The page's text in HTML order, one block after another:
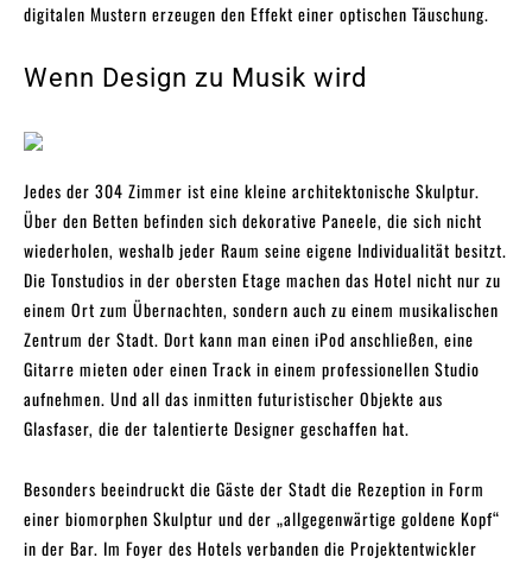
digitalen Mustern erzeugen den Effekt einer optischen Täuschung.
Wenn Design zu Musik wird
Jedes der 304 Zimmer ist eine kleine architektonische Skulptur.
Über den Betten befinden sich dekorative Paneele, die sich nicht
wiederholen, weshalb jeder Raum seine eigene Individualität besitzt.
Die Tonstudios in der obersten Etage machen das Hotel nicht nur zu
einem Ort zum Übernachten, sondern auch zu einem musikalischen
Zentrum der Stadt. Dort kann man einen iPod anschließen, eine
Gitarre mieten oder einen Track in einem professionellen Studio
aufnehmen. Und all das inmitten futuristischer Objekte aus
Glasfaser, die der talentierte Designer geschaffen hat.
Besonders beeindruckt die Gäste der Stadt die Rezeption in Form
einer biomorphen Skulptur und der „allgegenwärtige goldene Kopf“
in der Bar. Im Foyer des Hotels verbanden die Projektentwickler